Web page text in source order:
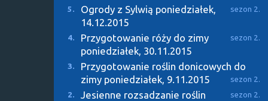
5. Ogrody z Sylwią sezon 2.
poniedziałek,
14.12.2015
4. Przygotowanie róży do zimy sezon 2.
poniedziałek, 30.11.2015
3.
Przygotowanie roślin donicowych do
zimy
sezon 2.
poniedziałek, 9.11.2015
2. Jesienne rozsadzanie roślin sezon 2.